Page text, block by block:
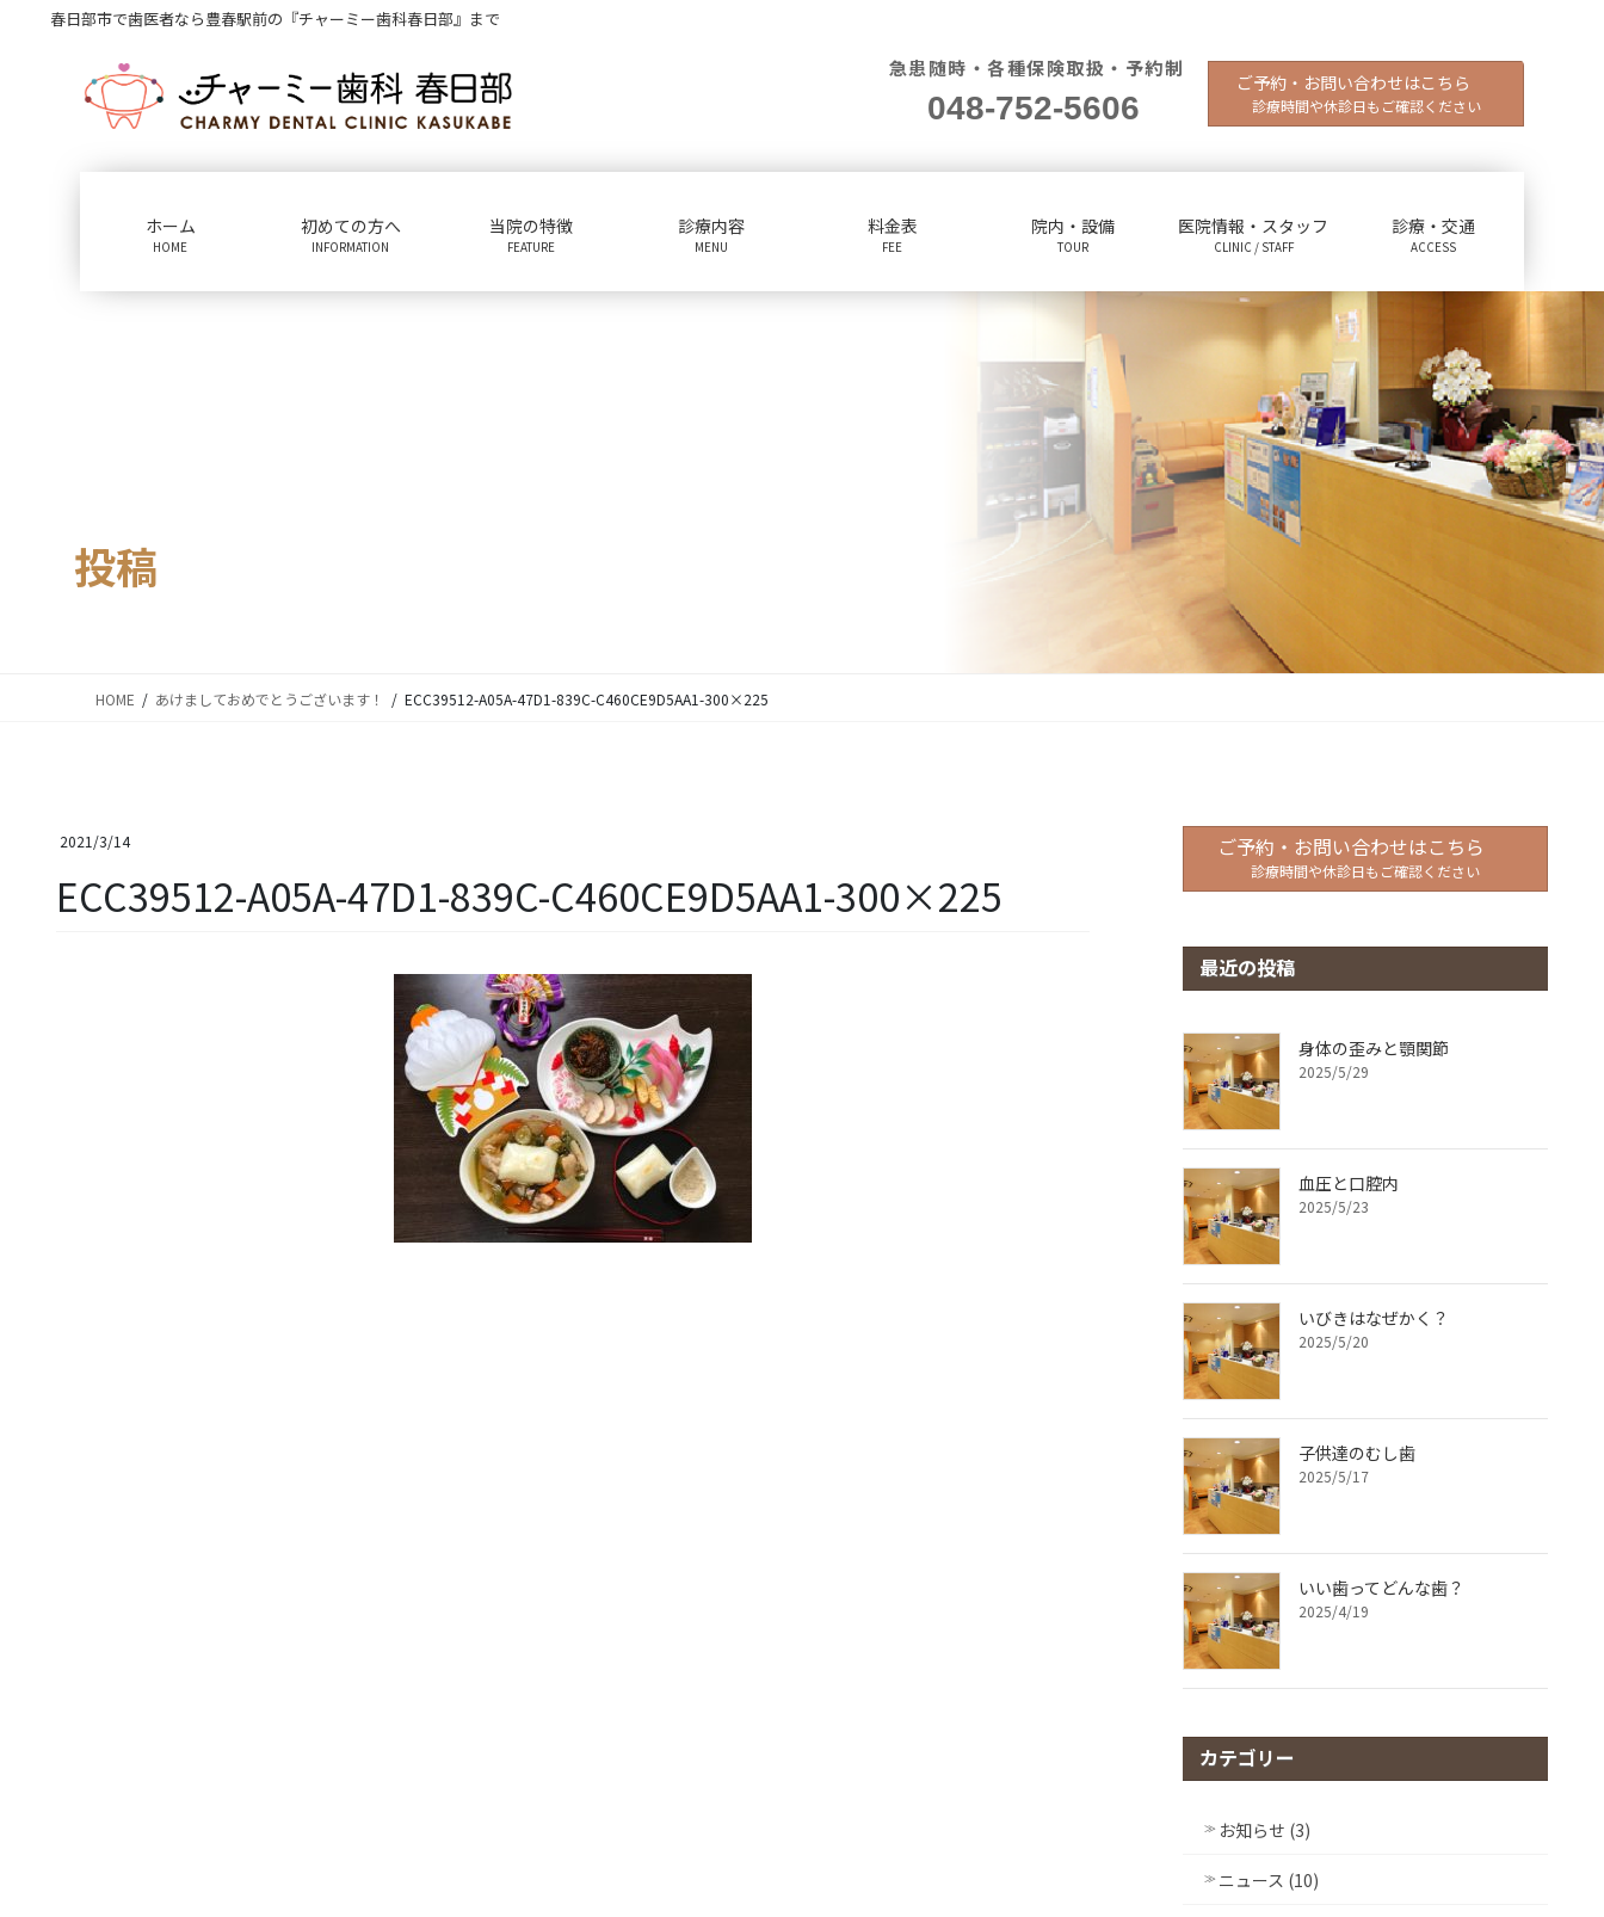
春日部市で歯医者なら豊春駅前の『チャーミー歯科春日部』まで
急患随時・各種保険取扱・予約制
048-752-5606
ご予約・お問い合わせはこちら
診療時間や休診日もご確認ください
ホーム
HOME
初めての方へ
INFORMATION
当院の特徴
FEATURE
診療内容
MENU
料金表
FEE
院内・設備
TOUR
医院情報・スタッフ
CLINIC / STAFF
診療・交通
ACCESS
投稿
HOME あけましておめでとうございます！ ECC39512-A05A-47D1-839C-C460CE9D5AA1-300×225
2021/3/14
ECC39512-A05A-47D1-839C-C460CE9D5AA1-300×225
ご予約・お問い合わせはこちら
診療時間や休診日もご確認ください
最近の投稿
身体の歪みと顎関節
2025/5/29
血圧と口腔内
2025/5/23
いびきはなぜかく？
2025/5/20
子供達のむし歯
2025/5/17
いい歯ってどんな歯？
2025/4/19
カテゴリー
お知らせ (3)
ニュース (10)